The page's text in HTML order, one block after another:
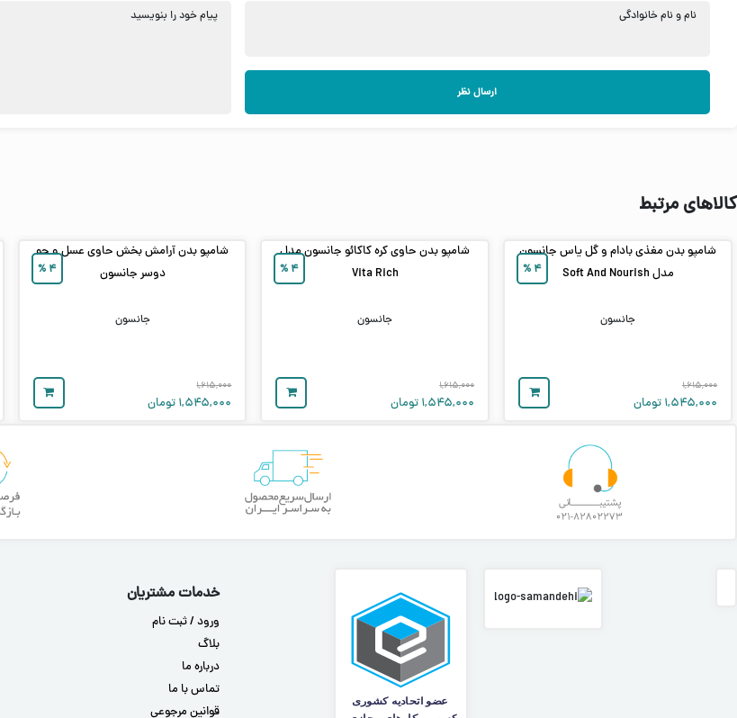
نام و نام خانوادگی
ارسال نظر
پیام خود را بنویسید
کالاهای مرتبط
۴ %
شامپو بدن مغذی بادام و گل یاس جانسون
مدل Soft And Nourish
جانسون
۱,۶۱۵,۰۰۰
۱,۵۴۵,۰۰۰ تومان
۴ %
شامپو بدن حاوی کره کاکائو جانسون مدل
Vita Rich
جانسون
۱,۶۱۵,۰۰۰
۱,۵۴۵,۰۰۰ تومان
۴ %
شامپو بدن آرامش بخش حاوی عسل و جو
دوسر جانسون
جانسون
۱,۶۱۵,۰۰۰
۱,۵۴۵,۰۰۰ تومان
خدمات مشتریان
ورود / ثبت نام
بلاگ
درباره ما
تماس با ما
قوانین مرجوعی